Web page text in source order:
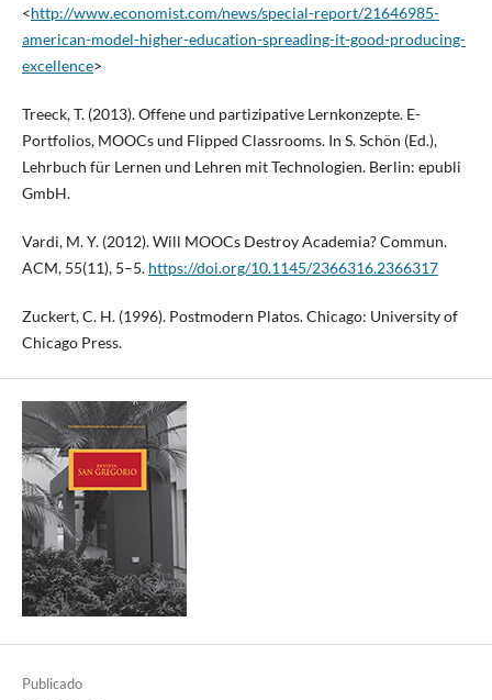
<http://www.economist.com/news/special-report/21646985-
american-model-higher-education-spreading-it-good-producing-
excellence>
Treeck, T. (2013). Offene und partizipative Lernkonzepte. E-
Portfolios, MOOCs und Flipped Classrooms. In S. Schön (Ed.),
Lehrbuch für Lernen und Lehren mit Technologien. Berlin: epubli
GmbH.
Vardi, M. Y. (2012). Will MOOCs Destroy Academia? Commun.
ACM, 55(11), 5–5. https://doi.org/10.1145/2366316.2366317
Zuckert, C. H. (1996). Postmodern Platos. Chicago: University of
Chicago Press.
Publicado